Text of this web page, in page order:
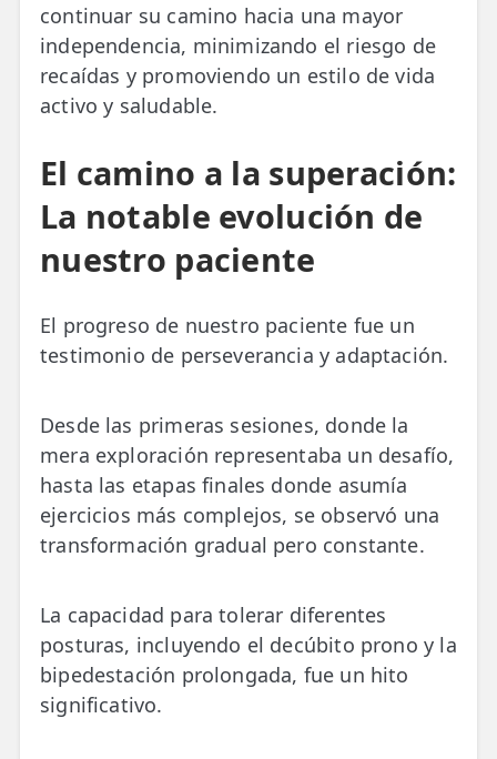
continuar su camino hacia una mayor
independencia, minimizando el riesgo de
recaídas y promoviendo un estilo de vida
activo y saludable.
El camino a la superación:
La notable evolución de
nuestro paciente
El progreso de nuestro paciente fue un
testimonio de perseverancia y adaptación.
Desde las primeras sesiones, donde la
mera exploración representaba un desafío,
hasta las etapas finales donde asumía
ejercicios más complejos, se observó una
transformación gradual pero constante.
La capacidad para tolerar diferentes
posturas, incluyendo el decúbito prono y la
bipedestación prolongada, fue un hito
significativo.